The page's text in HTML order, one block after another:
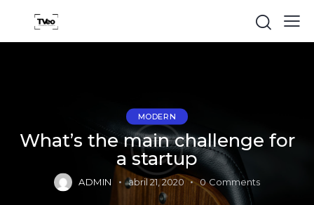
MODERN
What’s the main challenge for
a startup
ADMIN abril 21, 2020 0 Comments